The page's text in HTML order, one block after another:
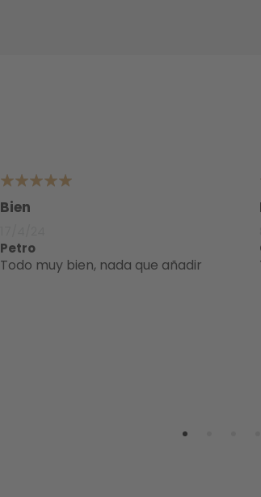
5Bien
Petro
Todo muy bien, nada que añadir
5